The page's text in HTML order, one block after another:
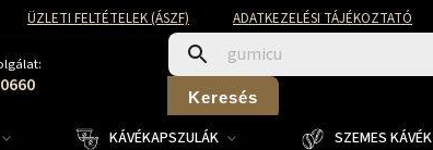
ÜZLETI FELTÉTELEK (ÁSZF) ADATKEZELÉSI TÁJÉKOZTATÓ
Keresés
KÁVÉKAPSZULÁK SZEMES KÁVÉK